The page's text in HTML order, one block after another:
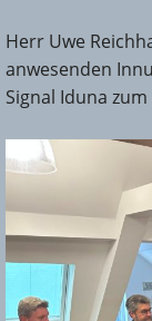
Herr Uwe
anwesenden
Signal Iduna